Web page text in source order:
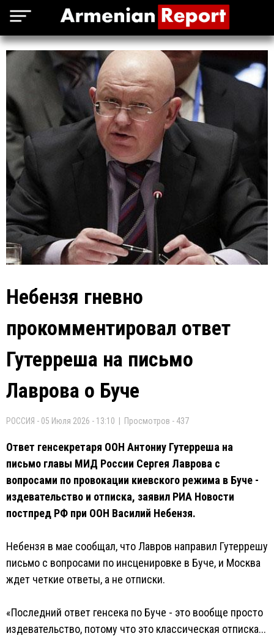
Небензя гневно
прокомментировал ответ
Гутерреша на письмо
Лаврова о Буче
РОССИЯ - 05 Июля 2026 - 13:10 | Просмотров - 437
Ответ генсекретаря ООН Антониу Гутерреша на
письмо главы МИД России Сергея Лаврова с
вопросами по провокации киевского режима в Буче -
издевательство и отписка, заявил РИА Новости
постпред РФ при ООН Василий Небензя.
Небензя в мае сообщал, что Лавров направил Гутеррешу
письмо с вопросами по инсценировке в Буче, и Москва
ждет четкие ответы, а не отписки.
«Последний ответ генсека по Буче - это вообще просто
издевательство, потому что это классическая отписка...